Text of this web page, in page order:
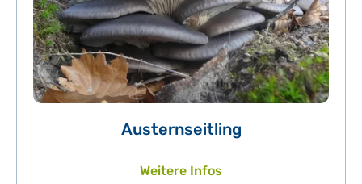
Austernseitling
Weitere Infos